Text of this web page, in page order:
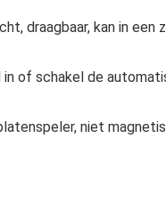
draagbaar, kan in
of schakel de
niet